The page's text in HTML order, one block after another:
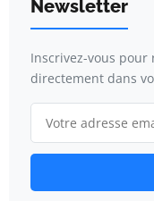
Newsletter
Inscrivez-vous
directement dans